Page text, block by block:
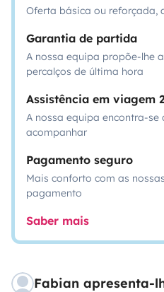
Oferta básica ou reforçada,
Garantia de partida
A nossa equipa propõe-lhe
percalços de última hora
Assistência em viagem
A nossa equipa encontra-se
acompanhar
Pagamento seguro
Mais conforto com as
pagamento
Saber mais
Fabian apresenta-